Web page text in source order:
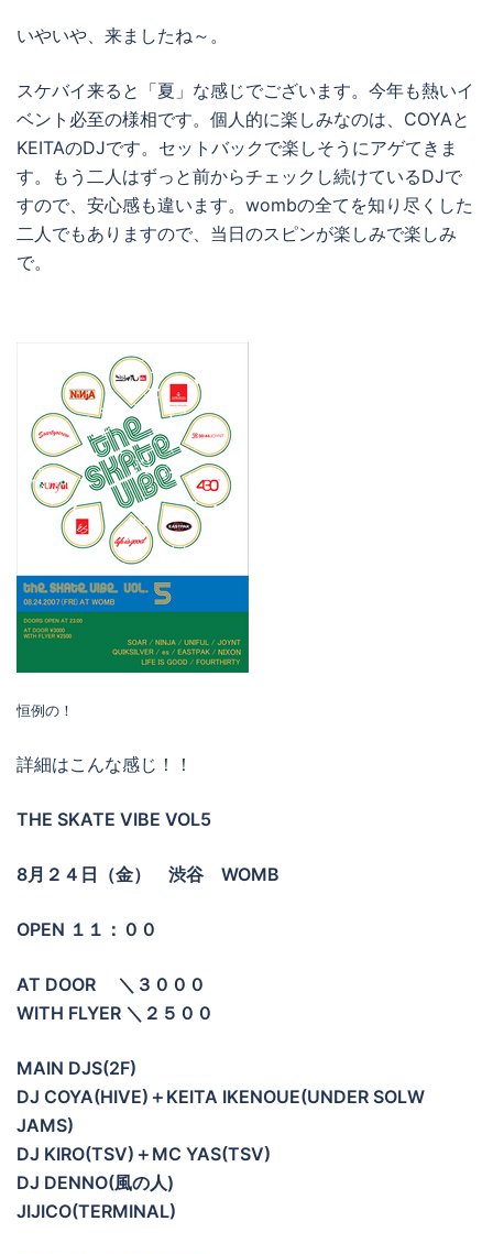
いやいや、来ましたね～。
スケバイ来ると「夏」な感じでございます。今年も熱いイ
ベント必至の様相です。個人的に楽しみなのは、COYAと
KEITAのDJです。セットバックで楽しそうにアゲてきま
す。もう二人はずっと前からチェックし続けているDJで
すので、安心感も違います。wombの全てを知り尽くした
二人でもありますので、当日のスピンが楽しみで楽しみ
で。
恒例の！
詳細はこんな感じ！！
THE SKATE VIBE VOL5
8月２４日（金） 渋谷 WOMB
OPEN １１：００
AT DOOR ＼３０００
WITH FLYER ＼２５００
MAIN DJS(2F)
DJ COYA(HIVE)＋KEITA IKENOUE(UNDER SOLW
JAMS)
DJ KIRO(TSV)＋MC YAS(TSV)
DJ DENNO(風の人)
JIJICO(TERMINAL)